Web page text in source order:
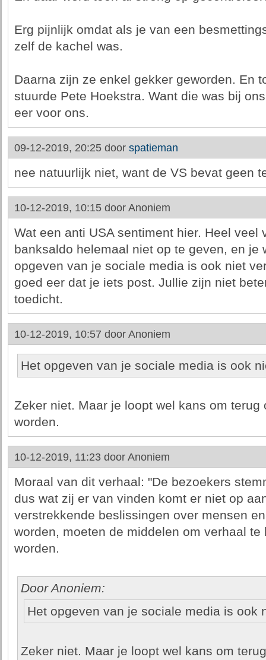
Erg pijnlijk omdat als je van een
zelf de kachel was.
Daarna zijn ze enkel gekker geworden. En
stuurde Pete Hoekstra. Want die was bij
eer voor ons.
09-12-2019, 20:25 door spatieman
nee natuurlijk niet, want de VS bevat geen
10-12-2019, 10:15 door Anoniem
Wat een anti USA sentiment hier. Heel veel
banksaldo helemaal niet op te geven, en je
opgeven van je sociale media is ook niet
goed eer dat je iets post. Jullie zijn niet
toedicht.
10-12-2019, 10:57 door Anoniem
Het opgeven van je sociale media is ook
Zeker niet. Maar je loopt wel kans om terug
worden.
10-12-2019, 11:23 door Anoniem
Moraal van dit verhaal: "De bezoekers
dus wat zij er van vinden komt er niet op
verstrekkende beslissingen over mensen
worden, moeten de middelen om verhaal
worden.
Door Anoniem:
Het opgeven van je sociale media is ook
Zeker niet. Maar je loopt wel kans om